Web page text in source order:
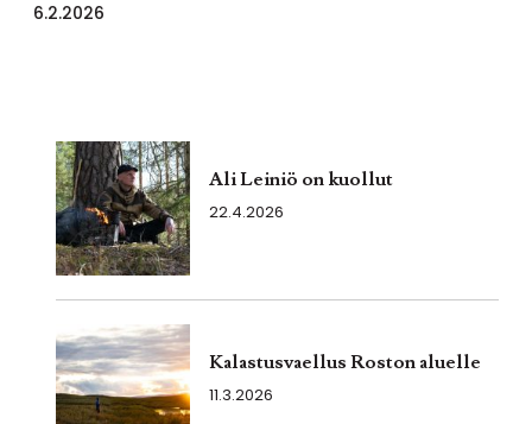
6.2.2026
Ali Leiniö on kuollut
22.4.2026
Kalastusvaellus Roston aluelle
11.3.2026